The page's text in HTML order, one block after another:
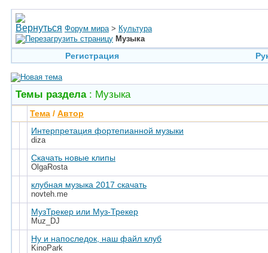
Форум мира > Культура
Музыка
Регистрация
Темы раздела: Музыка
Тема / Автор
Интерпретация фортепианной музыки
diza
Скачать новые клипы
OlgaRosta
клубная музыка 2017 скачать
novteh.me
МузТрекер или Муз-Трекер
Muz_DJ
Ну и напоследок, наш файл клуб
KinoPark